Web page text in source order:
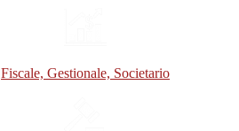
Fiscale, Gestionale, Societario